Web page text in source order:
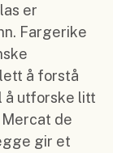
er
Fargerike
å forstå
å utforske litt
de
gir et